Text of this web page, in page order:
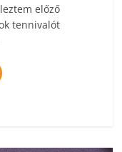
előző
tennivalót